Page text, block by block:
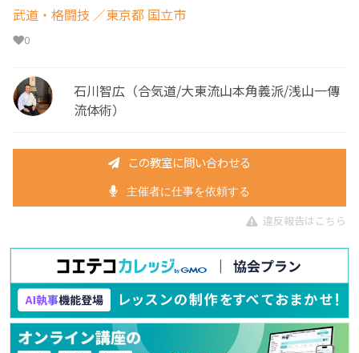
武道・格闘技 ／東京都 国立市
0
石川智広（合気道/大東流山本角義派/浅山一傳
流体術）
この教室に問い合わせる
主催者に仕事を依頼する
違反報告はこちら